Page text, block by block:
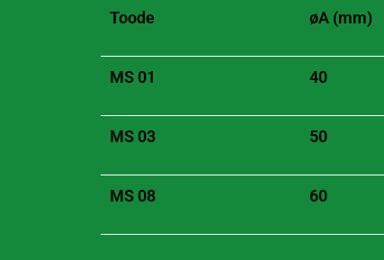
Toode øA (mm)
MS 01 40
MS 03 50
MS 08 60